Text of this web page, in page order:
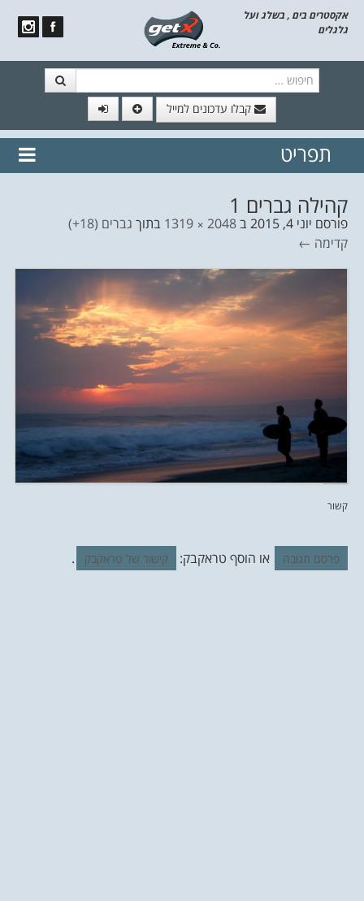
אקסטרים בים , בשלג ועל
גלגלים
קבלו עדכונים למייל
// הצטרף לרשימת תפוצה!
נשמח
תפריט
קהילה גברים 1
פורסם יוני 4, 2015 ב2048 × 1319 בתוך גברים (18+)
קדימה ←
קשור
פרסם תגובה או הוסף טראקבק: קישור של טראקבק .